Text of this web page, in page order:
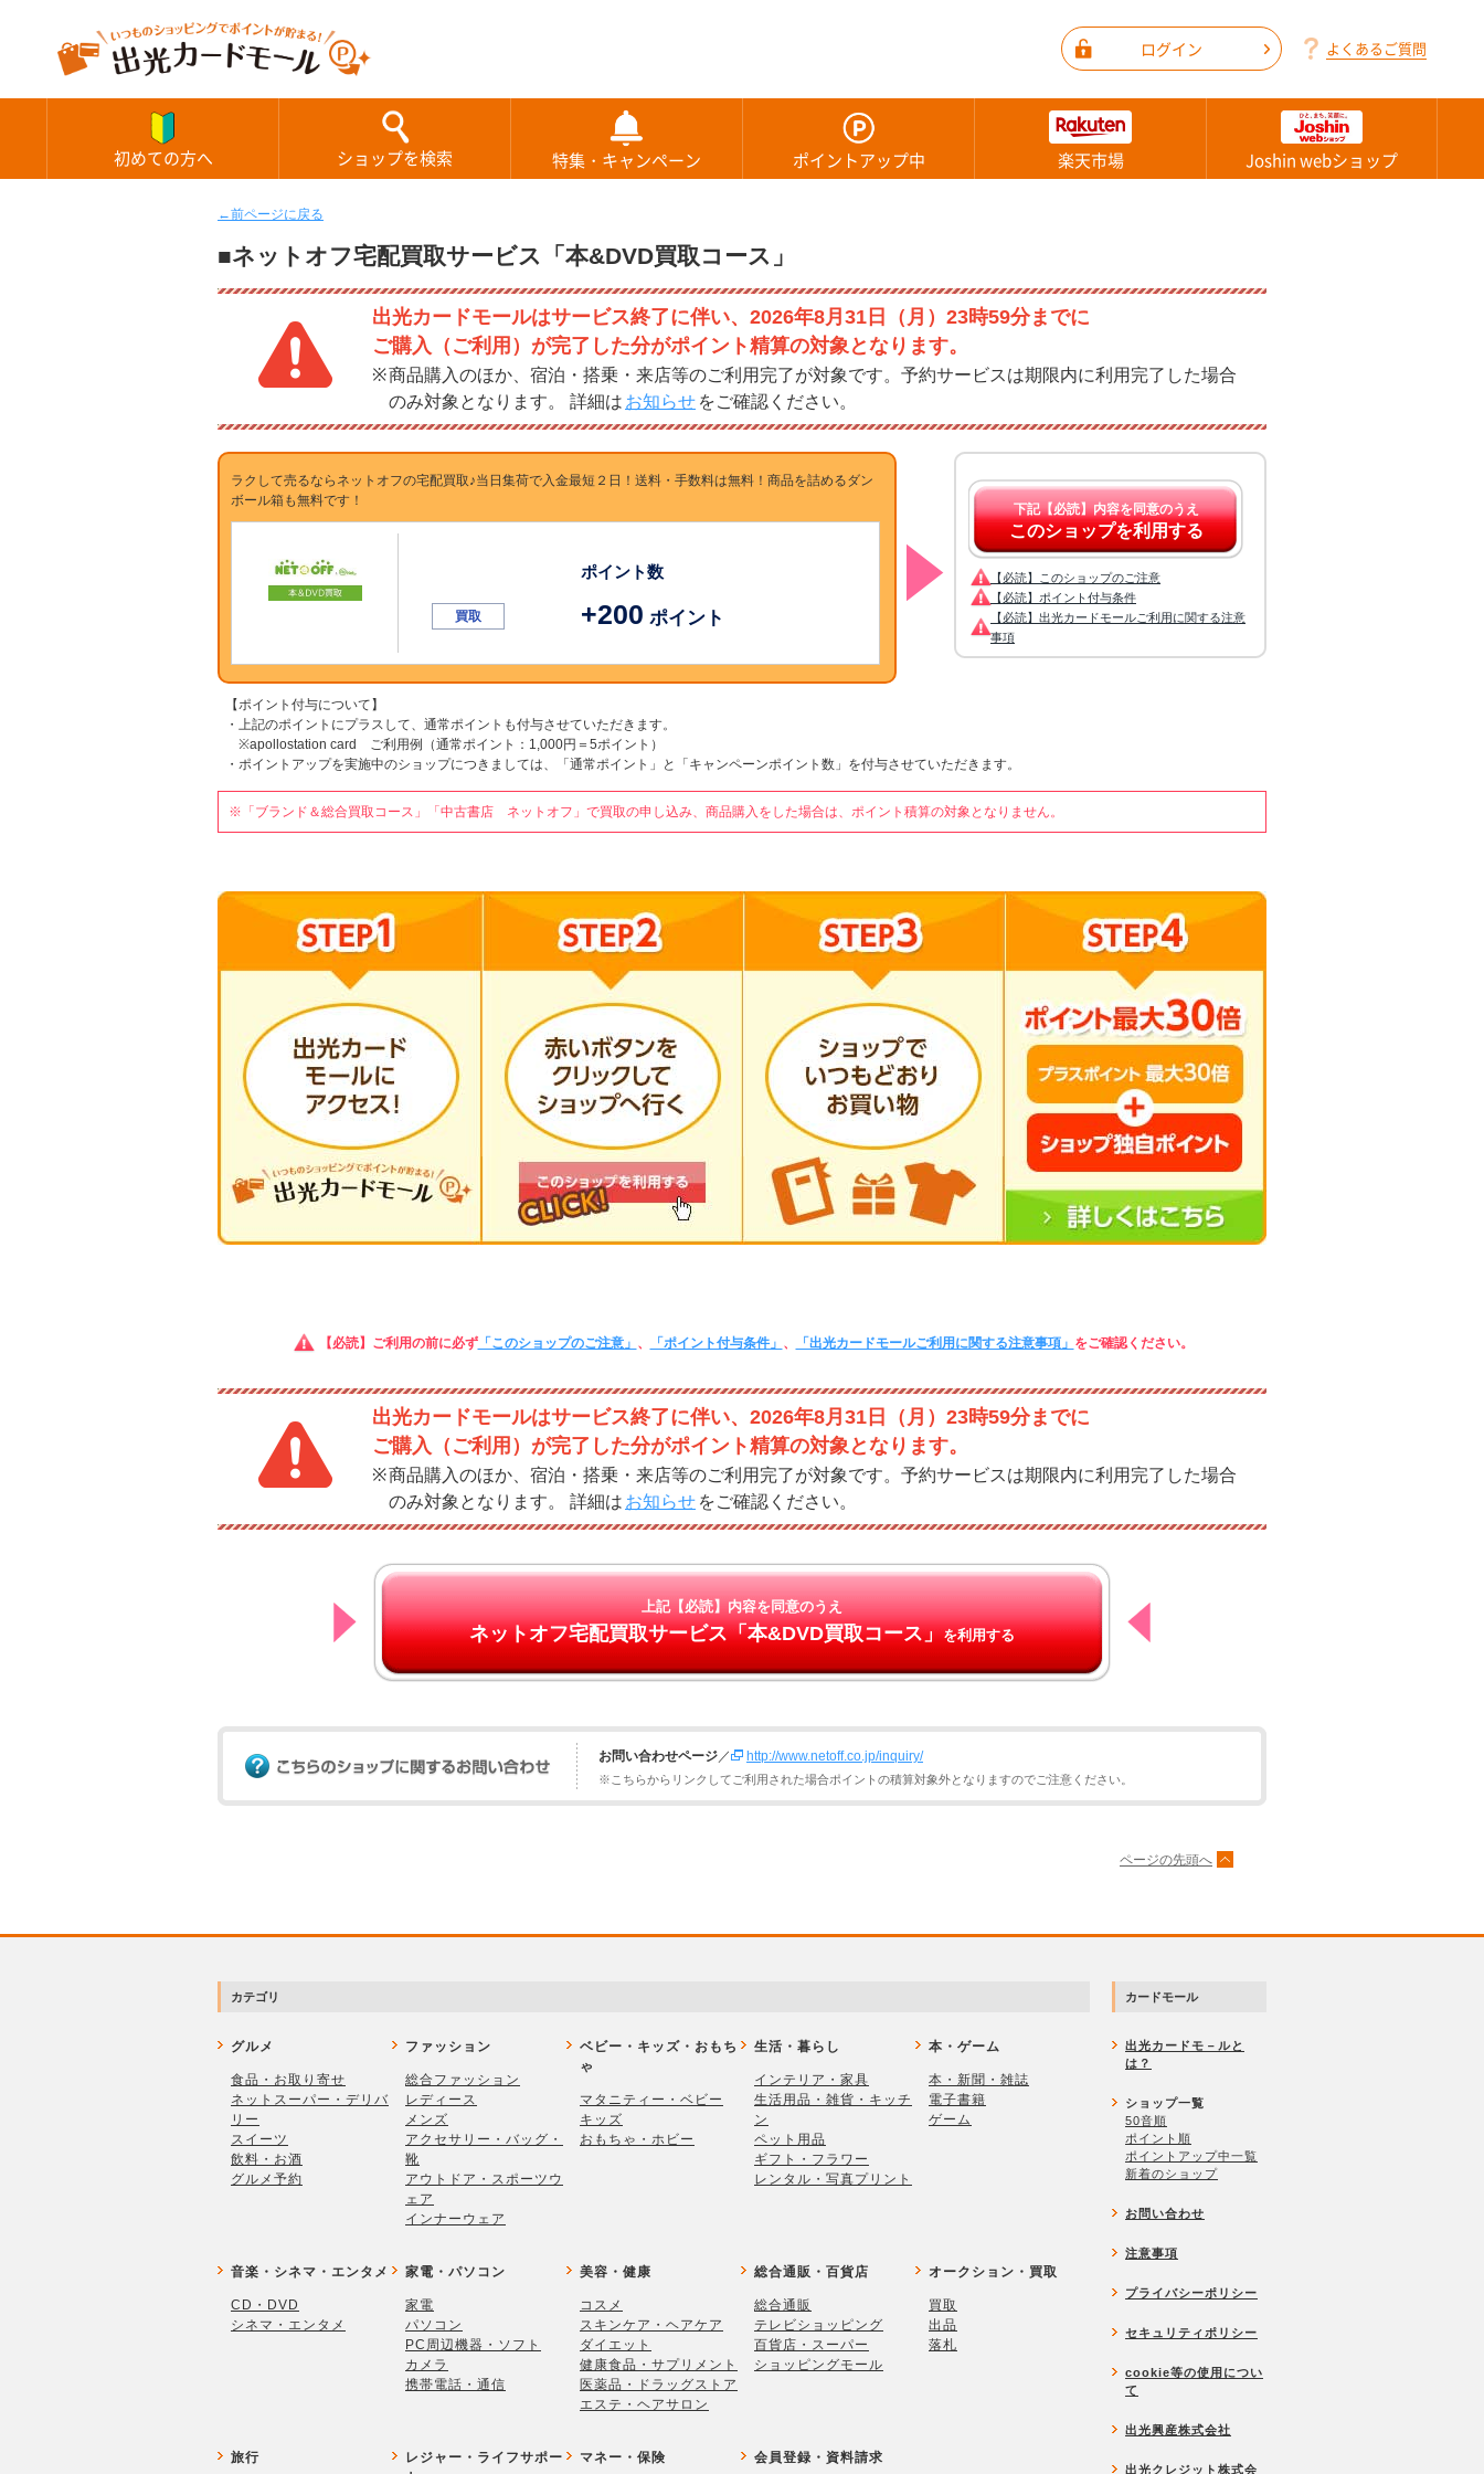
ログイン よくあるご質問
初めての方へ ショップを検索 特集・キャンペーン ポイントアップ中 楽天市場 Joshin webショップ
←前ページに戻る
■ネットオフ宅配買取サービス「本&DVD買取コース」
出光カードモールはサービス終了に伴い、2026年8月31日（月）23時59分までに
ご購入（ご利用）が完了した分がポイント精算の対象となります。
商品購入のほか、宿泊・搭乗・来店等のご利用完了が対象です。予約サービスは期限内に利用完了した場合
のみ対象となります。 詳細は お知らせ をご確認ください。
ラクして売るならネットオフの宅配買取♪当日集荷で入金最短２日！送料・手数料は無料！商品を詰めるダン
ボール箱も無料です！
ポイント数
買取 +200 ポイント
下記【必読】内容を同意のうえ
このショップを利用する
【必読】このショップのご注意
【必読】ポイント付与条件
【必読】出光カードモールご利用に関する注意
事項
【ポイント付与について】
・上記のポイントにプラスして、通常ポイントも付与させていただきます。
※apollostation card ご利用例（通常ポイント：1,000円＝5ポイント）
・ポイントアップを実施中のショップにつきましては、「通常ポイント」と「キャンペーンポイント数」を付与させていただきます。
※「ブランド＆総合買取コース」「中古書店 ネットオフ」で買取の申し込み、商品購入をした場合は、ポイント積算の対象となりません。
【必読】ご利用の前に必ず「このショップのご注意」 、 「ポイント付与条件」 、 「出光カードモールご利用に関する注意事項」 をご確認ください。
出光カードモールはサービス終了に伴い、2026年8月31日（月）23時59分までに
ご購入（ご利用）が完了した分がポイント精算の対象となります。
商品購入のほか、宿泊・搭乗・来店等のご利用完了が対象です。予約サービスは期限内に利用完了した場合
のみ対象となります。 詳細は お知らせ をご確認ください。
上記【必読】内容を同意のうえ
ネットオフ宅配買取サービス「本&DVD買取コース」を利用する
お問い合わせページ ／ http://www.netoff.co.jp/inquiry/
※こちらからリンクしてご利用された場合ポイントの積算対象外となりますのでご注意ください。
ページの先頭へ
カテゴリ
グルメ
食品・お取り寄せ
ネットスーパー・デリバ
リー
スイーツ
飲料・お酒
グルメ予約
ファッション
総合ファッション
レディース
メンズ
アクセサリー・バッグ・
靴
アウトドア・スポーツウ
ェア
インナーウェア
ベビー・キッズ・おもち
ゃ
マタニティー・ベビー
キッズ
おもちゃ・ホビー
生活・暮らし
インテリア・家具
生活用品・雑貨・キッチ
ン
ペット用品
ギフト・フラワー
レンタル・写真プリント
本・ゲーム
本・新聞・雑誌
電子書籍
ゲーム
音楽・シネマ・エンタメ
CD・DVD
シネマ・エンタメ
家電・パソコン
家電
パソコン
PC周辺機器・ソフト
カメラ
携帯電話・通信
美容・健康
コスメ
スキンケア・ヘアケア
ダイエット
健康食品・サプリメント
医薬品・ドラッグストア
エステ・ヘアサロン
総合通販・百貨店
総合通販
テレビショッピング
百貨店・スーパー
ショッピングモール
オークション・買取
買取
出品
落札
旅行
レジャー・ライフサポー
マネー・保険 会員登録・資料請求
カードモール
出光カードモ－ルと
は？
ショップ一覧
50音順
ポイント順
ポイントアップ中一覧
新着のショップ
お問い合わせ
注意事項
プライバシーポリシー
セキュリティポリシー
cookie等の使用につい
て
出光興産株式会社
出光クレジット株式会